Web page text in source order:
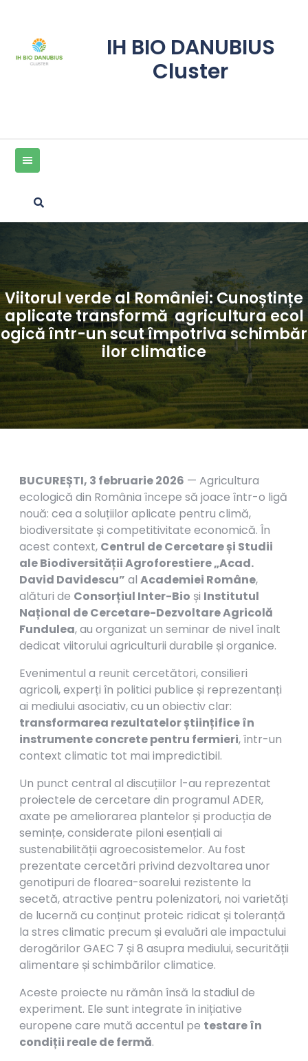
content
IH BIO DANUBIUS
Cluster
Viitorul verde al României: Cunoștințe
aplicate transformă agricultura ecol
ogică într-un scut împotriva schimbăr
ilor climatice
BUCUREȘTI, 3 februarie 2026 — Agricultura
ecologică din România începe să joace într-o ligă
nouă: cea a soluțiilor aplicate pentru climă,
biodiversitate și competitivitate economică. În
acest context, Centrul de Cercetare și Studii
ale Biodiversității Agroforestiere „Acad.
David Davidescu” al Academiei Române,
alături de Consorțiul Inter-Bio și Institutul
Național de Cercetare-Dezvoltare Agricolă
Fundulea, au organizat un seminar de nivel înalt
dedicat viitorului agriculturii durabile și organice.
Evenimentul a reunit cercetători, consilieri
agricoli, experți în politici publice și reprezentanți
ai mediului asociativ, cu un obiectiv clar:
transformarea rezultatelor științifice în
instrumente concrete pentru fermieri, într-un
context climatic tot mai impredictibil.
Un punct central al discuțiilor l-au reprezentat
proiectele de cercetare din programul ADER,
axate pe ameliorarea plantelor și producția de
semințe, considerate piloni esențiali ai
sustenabilității agroecosistemelor. Au fost
prezentate cercetări privind dezvoltarea unor
genotipuri de floarea-soarelui rezistente la
secetă, atractive pentru polenizatori, noi varietăți
de lucernă cu conținut proteic ridicat și toleranță
la stres climatic precum și evaluări ale impactului
derogărilor GAEC 7 și 8 asupra mediului, securității
alimentare și schimbărilor climatice.
Aceste proiecte nu rămân însă la stadiul de
experiment. Ele sunt integrate în inițiative
europene care mută accentul pe testare în
condiții reale de fermă.